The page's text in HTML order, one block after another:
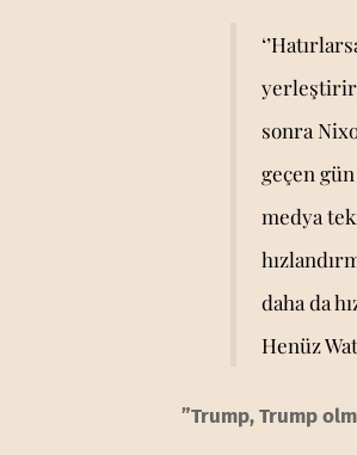
sonra
geçen
medya
daha da
Henüz
”Trump, Trump